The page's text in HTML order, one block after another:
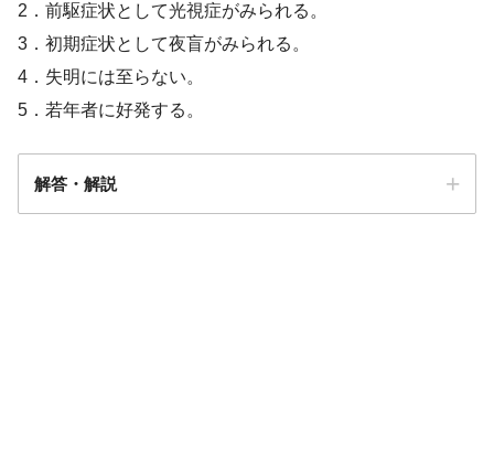
2．前駆症状として光視症がみられる。
3．初期症状として夜盲がみられる。
4．失明には至らない。
5．若年者に好発する。
解答・解説